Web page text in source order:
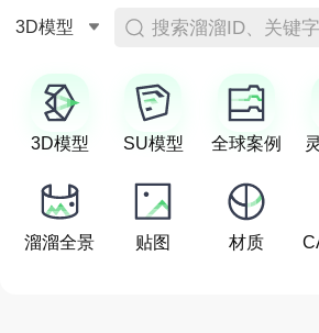
3D模型 搜索溜溜ID、关键字
3D模型 SU模型 全球案例
溜溜全景 贴图 材质